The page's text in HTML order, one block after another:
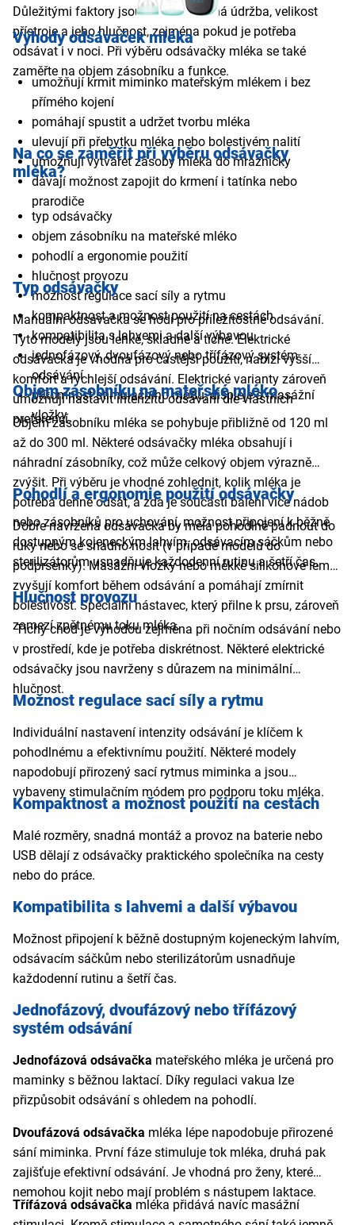
Důležitými faktory jsou rovněž snadná údržba, velikost
přístroje a jeho hlučnost, zejména pokud je potřeba
odsávat i v noci. Při výběru odsávačky mléka se také
zaměřte na objem zásobníku a funkce.
Výhody odsávaček mléka
umožňují krmit miminko mateřským mlékem i bez
přímého kojení
pomáhají spustit a udržet tvorbu mléka
ulevují při přebytku mléka nebo bolestivém nalití
umožňují vytvářet zásoby mléka do mrazničky
dávají možnost zapojit do krmení i tatínka nebo
prarodiče
Na co se zaměřit při výběru odsávačky
mléka?
typ odsávačky
objem zásobníku na mateřské mléko
pohodlí a ergonomie použití
hlučnost provozu
možnost regulace sací síly a rytmu
kompaktnost a možnost použití na cestách
kompatibilita s lahvemi a další výbavou
jednofázový, dvoufázový nebo třífázový systém
odsávání
přítomnost stimulačního módu, displeje a masážní
vložky
Typ odsávačky
Manuální odsávačka se hodí pro příležitostné odsávání.
Tyto modely jsou lehké, skladné a tiché. Elektrické
odsávačka je vhodná pro častější použití, nabízí vyšší
komfort a rychlejší odsávání. Elektrické varianty zároveň
umožňují nastavit intenzitu odsávání dle vlastních
preferencí.
Objem zásobníku na mateřské mléko
Objem zásobníku mléka se pohybuje přibližně od 120 ml
až do 300 ml. Některé odsávačky mléka obsahují i
náhradní zásobníky, což může celkový objem výrazně
zvýšit. Při výběru je vhodné zohlednit, kolik mléka je
potřeba denně odsát, a zda je součástí balení více nádob
nebo zásobníků pro uchování, možnost připojení k běžně
dostupným kojeneckým lahvím, odsávacím sáčkům nebo
sterilizátorům usnadňuje každodenní rutinu a šetří čas.
Pohodlí a ergonomie použití odsávačky
Dobře navržená odsávačka by měla pohodlně padnout do
ruky nebo se snadno nosit (v případě modelů do
podprsenky). Masážní vložky nebo měkké silikonové lemy
zvyšují komfort během odsávání a pomáhají zmírnit
bolestivost. Speciální nástavec, který přilne k prsu, zároveň
zamezí zpětnému toku mléka.
Hlučnost provozu
Tichý chod je výhodou zejména při nočním odsávání nebo
v prostředí, kde je potřeba diskrétnost. Některé elektrické
odsávačky jsou navrženy s důrazem na minimální
hlučnost.
Možnost regulace sací síly a rytmu
Individuální nastavení intenzity odsávání je klíčem k
pohodlnému a efektivnímu použití. Některé modely
napodobují přirozený sací rytmus miminka a jsou
vybaveny stimulačním módem pro podporu toku mléka.
Kompaktnost a možnost použití na cestách
Malé rozměry, snadná montáž a provoz na baterie nebo
USB dělají z odsávačky praktického společníka na cesty
nebo do práce.
Kompatibilita s lahvemi a další výbavou
Možnost připojení k běžně dostupným kojeneckým lahvím,
odsávacím sáčkům nebo sterilizátorům usnadňuje
každodenní rutinu a šetří čas.
Jednofázový, dvoufázový nebo třífázový
systém odsávání
Jednofázová odsávačka mateřského mléka je určená pro
maminky s běžnou laktací. Díky regulaci vakua lze
přizpůsobit odsávání s ohledem na pohodlí.
Dvoufázová odsávačka mléka lépe napodobuje přirozené
sání miminka. První fáze stimuluje tok mléka, druhá pak
zajišťuje efektivní odsávání. Je vhodná pro ženy, které
nemohou kojit nebo mají problém s nástupem laktace.
Třífázová odsávačka mléka přidává navíc masážní